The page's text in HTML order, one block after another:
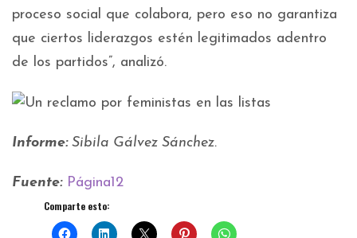
proceso social que colabora, pero eso no garantiza
que ciertos liderazgos estén legitimados adentro
de los partidos”, analizó.
Informe:Sibila Gálvez Sánchez.
Fuente: Página12
Comparte esto: